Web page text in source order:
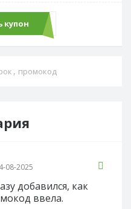
купон
PROMOAI
, промокод
08-2025
добавился, как
ввела.